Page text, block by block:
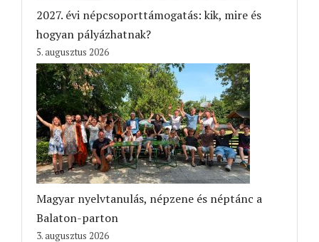
2027. évi népcsoporttámogatás: kik, mire és
hogyan pályázhatnak?
5. augusztus 2026
Magyar nyelvtanulás, népzene és néptánc a
Balaton-parton
3. augusztus 2026